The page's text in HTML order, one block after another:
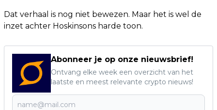
Dat verhaal is nog niet bewezen. Maar het is wel de
inzet achter Hoskinsons harde toon.
Abonneer je op onze nieuwsbrief!
Ontvang elke week een overzicht van het
laatste en meest relevante crypto nieuws!